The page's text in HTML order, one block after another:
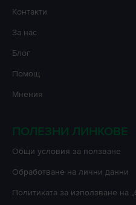
Контакти
За нас
Блог
Помощ
Мнения
ПОЛЕЗНИ ЛИНКОВЕ
Oбщи условия за ползване
Oбработване на лични данни
Политиката за използване на